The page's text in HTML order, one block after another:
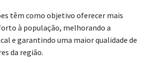
têm como objetivo oferecer mais
à população, melhorando a
e garantindo uma maior qualidade de
da região.